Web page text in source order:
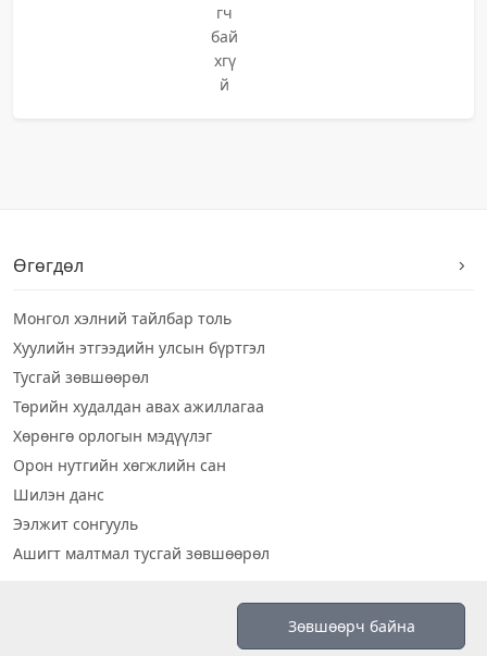
гч
бай
хгү
й
Өгөгдөл
Монгол хэлний тайлбар толь
Хуулийн этгээдийн улсын бүртгэл
Тусгай зөвшөөрөл
Төрийн худалдан авах ажиллагаа
Хөрөнгө орлогын мэдүүлэг
Орон нутгийн хөгжлийн сан
Шилэн данс
Ээлжит сонгууль
Ашигт малтмал тусгай зөвшөөрөл
Зөвшөөрч байна